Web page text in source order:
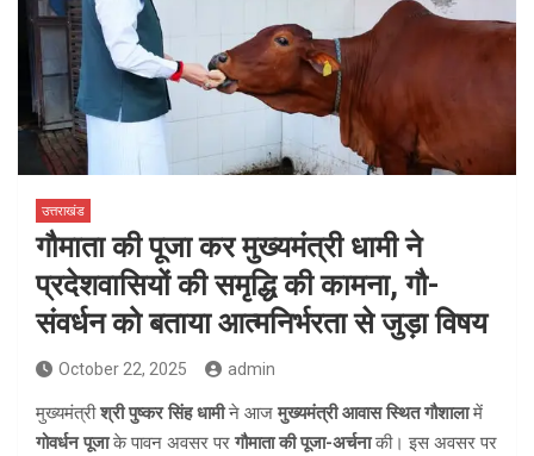
उत्तराखंड
गौमाता की पूजा कर मुख्यमंत्री धामी ने
प्रदेशवासियों की समृद्धि की कामना, गौ-
संवर्धन को बताया आत्मनिर्भरता से जुड़ा विषय
October 22, 2025 admin
मुख्यमंत्रीश्री पुष्कर सिंह धामीने आजमुख्यमंत्री आवास स्थित गौशालामें
गोवर्धन पूजाके पावन अवसर परगौमाता की पूजा-अर्चनाकी। इस अवसर पर